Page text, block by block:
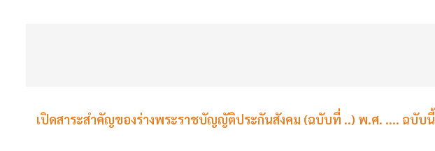
เปิดสาระสำคัญของร่างพระราชบัญญัติประกันสังคม (ฉบับที่ ..) พ.ศ. .... ฉบับนี้